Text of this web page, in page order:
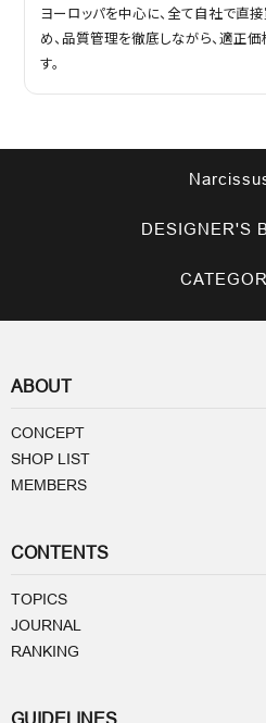
ヨーロッパを中心に、全て自社で直
め、品質管理を徹底しながら、適正
す。
DESIGNER'S
ABOUT
CONCEPT
SHOP LIST
MEMBERS
CONTENTS
TOPICS
JOURNAL
RANKING
GUIDELINES